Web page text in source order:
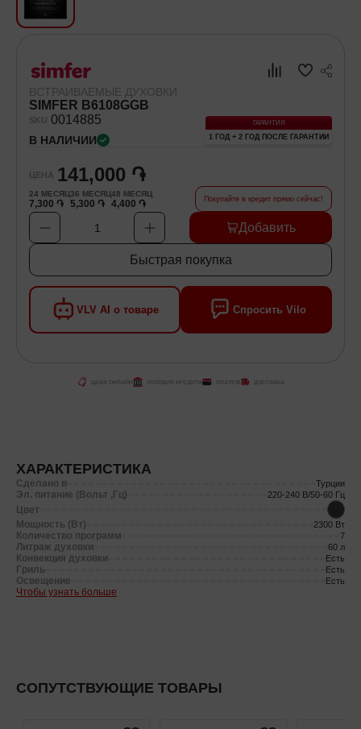
VLV AI о товаре Спросить Vilo
ВСТРАИВАЕМЫЕ ДУХОВКИ
SIMFER B6108GGB
SKU 0014885
В НАЛИЧИИ
ГАРАНТИЯ
1 ГОД + 2 ГОД ПОСЛЕ ГАРАНТИИ
ЦЕНА 141,000 ֏
24 МЕСЯЦ
7,300 ֏
36 МЕСЯЦ
5,300 ֏
48 МЕСЯЦ
4,400 ֏ Покупайте в кредит прямо сейчас!
1 Добавить
Быстрая покупка
ЦЕНА ОНЛАЙН УСЛОВИЯ КРЕДИТА ПЛАТЕЖ ДОСТАВКА
ХАРАКТЕРИСТИКА
Сделано в Турции
Эл. питание (Вольт ,Гц) 220-240 В/50-60 Гц
Цвет
Мощность (Вт)
2300 Вт
Количество программ 7
Литраж духовки 60 л
Конвекция духовки Есть
Гриль Есть
Освещение Есть
Чтобы узнать больше
СОПУТСТВУЮЩИЕ ТОВАРЫ